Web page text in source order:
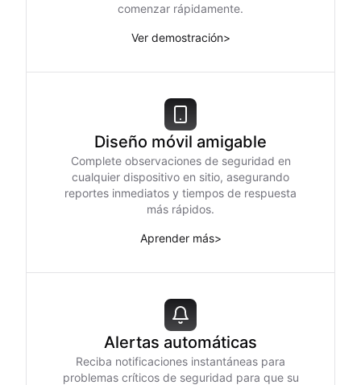
comenzar rápidamente.
Ver demostración>
Diseño móvil amigable
Complete observaciones de seguridad en
cualquier dispositivo en sitio, asegurando
reportes inmediatos y tiempos de respuesta
más rápidos.
Aprender más>
Alertas automáticas
Reciba notificaciones instantáneas para
problemas críticos de seguridad para que su